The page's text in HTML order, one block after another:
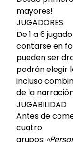
mayores!
JUGADORES
De 1 a 6
contarse en
pueden ser
podrán elegir
incluso
de la
JUGABILIDAD
Antes de
cuatro
grupos: